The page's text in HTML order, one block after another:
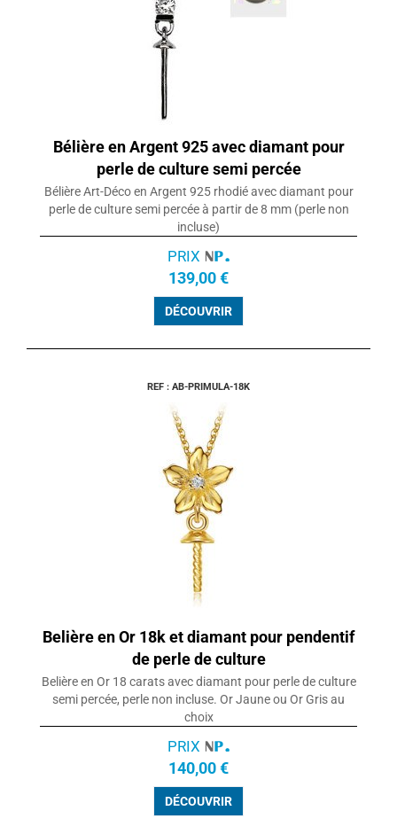
Bélière en Argent 925 avec diamant pour
perle de culture semi percée
Bélière Art-Déco en Argent 925 rhodié avec diamant pour
perle de culture semi percée à partir de 8 mm (perle non
incluse)
PRIX
139,00 €
DÉCOUVRIR
REF : AB-PRIMULA-18K
Belière en Or 18k et diamant pour pendentif
de perle de culture
Belière en Or 18 carats avec diamant pour perle de culture
semi percée, perle non incluse. Or Jaune ou Or Gris au
choix
PRIX
140,00 €
DÉCOUVRIR